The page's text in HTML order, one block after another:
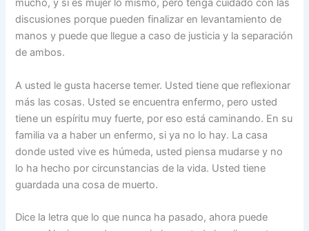
mucho, y si es mujer lo mismo, pero tenga cuidado con las
discusiones porque pueden finalizar en levantamiento de
manos y puede que llegue a caso de justicia y la separación
de ambos.
A usted le gusta hacerse temer. Usted tiene que reflexionar
más las cosas. Usted se encuentra enfermo, pero usted
tiene un espíritu muy fuerte, por eso está caminando. En su
familia va a haber un enfermo, si ya no lo hay. La casa
donde usted vive es húmeda, usted piensa mudarse y no
lo ha hecho por circunstancias de la vida. Usted tiene
guardada una cosa de muerto.
Dice la letra que lo que nunca ha pasado, ahora puede